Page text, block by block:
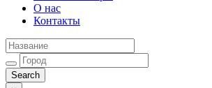
О нас
Контакты